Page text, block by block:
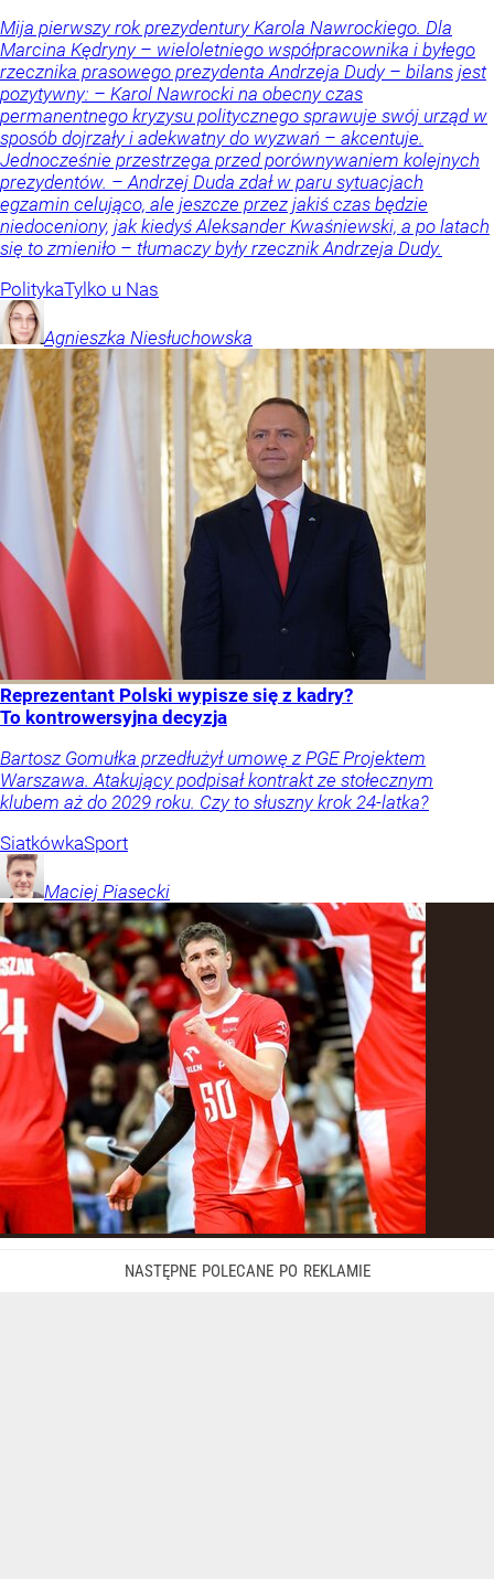
Mija pierwszy rok prezydentury Karola Nawrockiego. Dla
Marcina Kędryny – wieloletniego współpracownika i byłego
rzecznika prasowego prezydenta Andrzeja Dudy – bilans jest
pozytywny: – Karol Nawrocki na obecny czas
permanentnego kryzysu politycznego sprawuje swój urząd w
sposób dojrzały i adekwatny do wyzwań – akcentuje.
Jednocześnie przestrzega przed porównywaniem kolejnych
prezydentów. – Andrzej Duda zdał w paru sytuacjach
egzamin celująco, ale jeszcze przez jakiś czas będzie
niedoceniony, jak kiedyś Aleksander Kwaśniewski, a po latach
się to zmieniło – tłumaczy były rzecznik Andrzeja Dudy.
PolitykaTylko u Nas
Agnieszka Niesłuchowska
Reprezentant Polski wypisze się z kadry?
To kontrowersyjna decyzja
Bartosz Gomułka przedłużył umowę z PGE Projektem
Warszawa. Atakujący podpisał kontrakt ze stołecznym
klubem aż do 2029 roku. Czy to słuszny krok 24-latka?
SiatkówkaSport
Maciej Piasecki